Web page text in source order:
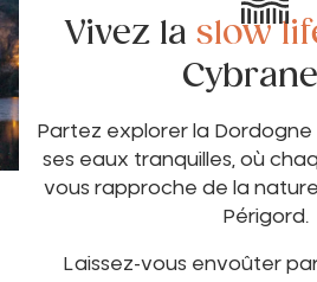
Vivez la slow
Partez explorer la
ses eaux tranquilles, où
vous rapproche de la
Périgord.
Laissez-vous envoûter